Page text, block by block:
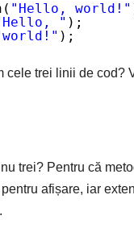
"Hello, world!"
" );
);
cele trei linii de cod?
trei? Pentru că
afișare, iar